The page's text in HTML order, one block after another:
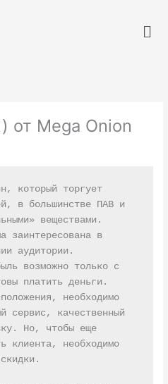
от Mega Onion
который торгует
в большинстве ПАВ и
веществами.
заинтересована в
аудитории.
возможно только с
платить деньги.
необходимо
сервис, качественный
Но, чтобы еще
клиента, необходимо